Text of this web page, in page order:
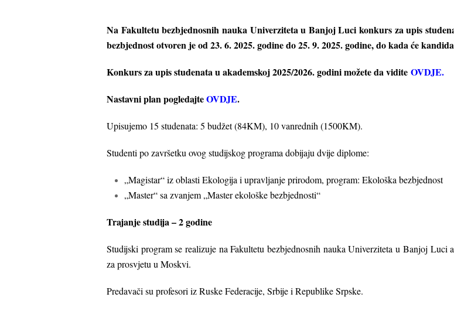
Na Fakultetu bezbjednosnih nauka Univerziteta u Banjoj Luci konkurs za upis
bezbjednost otvoren je od 23. 6. 2025. godine do 25. 9. 2025. godine, do kada će
Konkurs za upis studenata u akademskoj 2025/2026. godini možete da vidite OVDJE.
Nastavni plan pogledajteOVDJE.
Upisujemo 15 studenata: 5 budžet (84KM), 10 vanrednih (1500KM).
Studenti po završetku ovog studijskog programa dobijaju dvije diplome:
„Magistar“ iz oblasti Ekologija i upravljanje prirodom, program: Ekološka bezbjednost
„Master“ sa zvanjem „Master ekološke bezbjednosti“
Trajanje studija – 2 godine
Studijski program se realizuje na Fakultetu bezbjednosnih nauka Univerziteta u Banjoj Luci
za prosvjetu u Moskvi.
Predavači su profesori iz Ruske Federacije, Srbije i Republike Srpske.